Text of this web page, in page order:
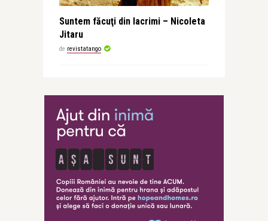
Suntem făcuţi din lacrimi – Nicoleta
Jitaru
de revistatango